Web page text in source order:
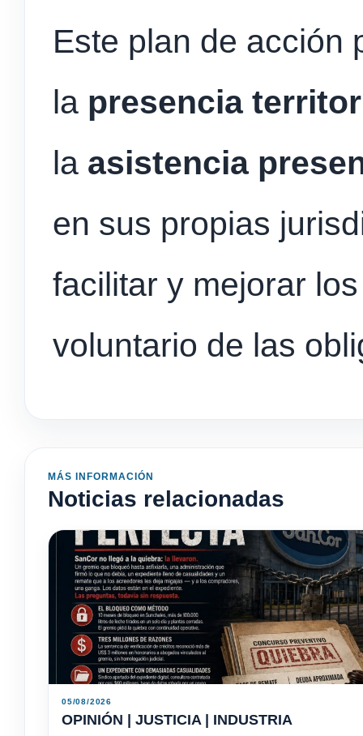
Este plan de acción
la presencia
la asistencia
en sus propias
facilitar y mejorar
voluntario de las
MÁS INFORMACIÓN
Noticias relacionadas
05/08/2026
OPINIÓN | JUSTICIA | INDUSTRIA